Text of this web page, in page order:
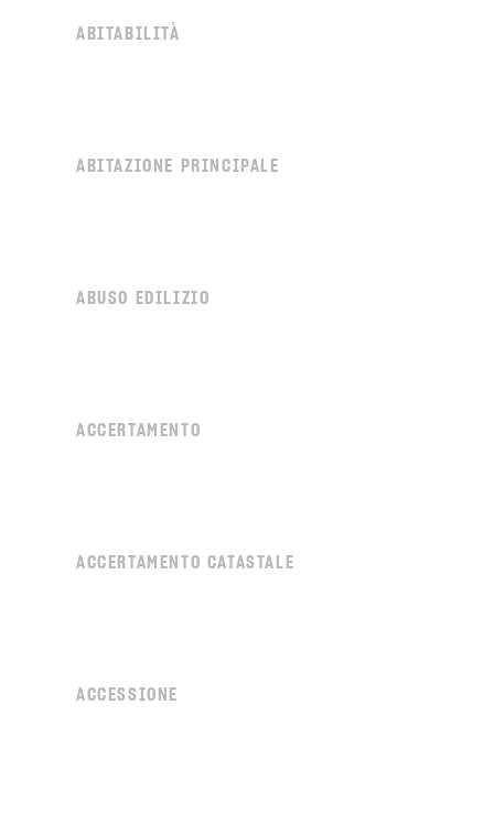
ABITABILITÀ
ABITAZIONE PRINCIPALE
ABUSO EDILIZIO
ACCERTAMENTO
ACCERTAMENTO CATASTALE
ACCESSIONE